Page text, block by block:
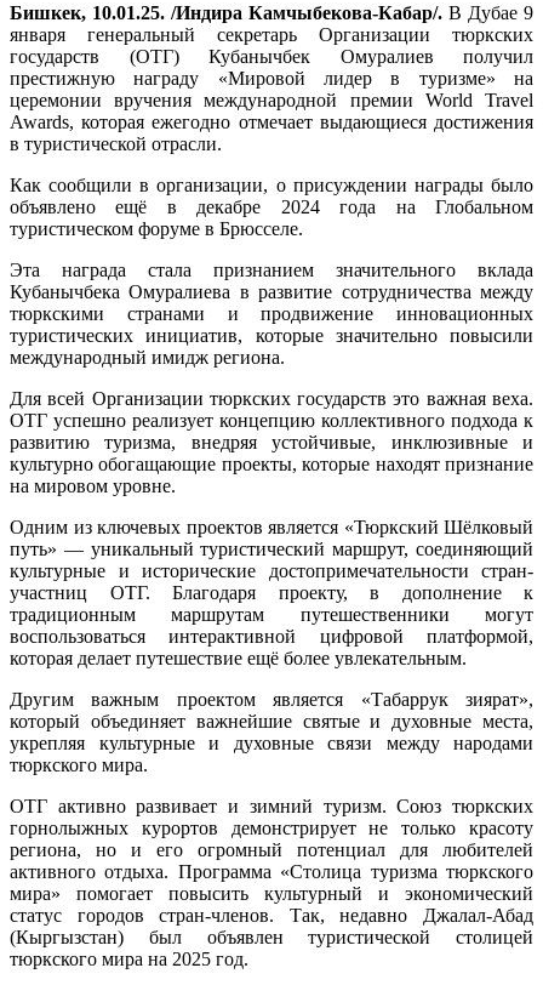
Бишкек, 10.01.25. /Индира Камчыбекова-Кабар/. В Дубае 9
января генеральный секретарь Организации тюркских
государств (ОТГ) Кубанычбек Омуралиев получил
престижную награду «Мировой лидер в туризме» на
церемонии вручения международной премии World Travel
Awards, которая ежегодно отмечает выдающиеся достижения
в туристической отрасли.
Как сообщили в организации, о присуждении награды было
объявлено ещё в декабре 2024 года на Глобальном
туристическом форуме в Брюсселе.
Эта награда стала признанием значительного вклада
Кубанычбека Омуралиева в развитие сотрудничества между
тюркскими странами и продвижение инновационных
туристических инициатив, которые значительно повысили
международный имидж региона.
Для всей Организации тюркских государств это важная веха.
ОТГ успешно реализует концепцию коллективного подхода к
развитию туризма, внедряя устойчивые, инклюзивные и
культурно обогащающие проекты, которые находят признание
на мировом уровне.
Одним из ключевых проектов является «Тюркский Шёлковый
путь» — уникальный туристический маршрут, соединяющий
культурные и исторические достопримечательности стран-
участниц ОТГ. Благодаря проекту, в дополнение к
традиционным маршрутам путешественники могут
воспользоваться интерактивной цифровой платформой,
которая делает путешествие ещё более увлекательным.
Другим важным проектом является «Табаррук зиярат»,
который объединяет важнейшие святые и духовные места,
укрепляя культурные и духовные связи между народами
тюркского мира.
ОТГ активно развивает и зимний туризм. Союз тюркских
горнолыжных курортов демонстрирует не только красоту
региона, но и его огромный потенциал для любителей
активного отдыха. Программа «Столица туризма тюркского
мира» помогает повысить культурный и экономический
статус городов стран-членов. Так, недавно Джалал-Абад
(Кыргызстан) был объявлен туристической столицей
тюркского мира на 2025 год.